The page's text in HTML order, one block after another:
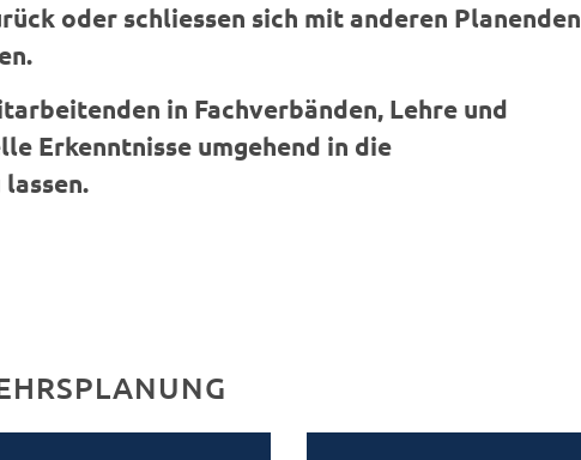
oder schliessen sich mit anderen Planenden
in Fachverbänden, Lehre und
Erkenntnisse umgehend in die